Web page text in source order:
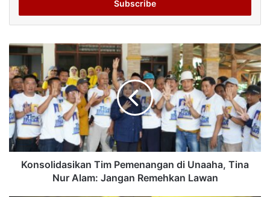
Konsolidasikan Tim Pemenangan di Unaaha, Tina
Nur Alam: Jangan Remehkan Lawan